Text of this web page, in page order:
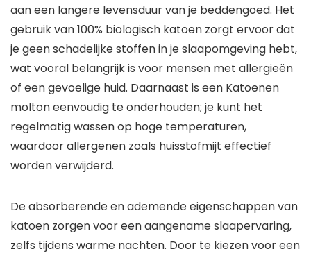
aan een langere levensduur van je beddengoed. Het
gebruik van 100% biologisch katoen zorgt ervoor dat
je geen schadelijke stoffen in je slaapomgeving hebt,
wat vooral belangrijk is voor mensen met allergieën
of een gevoelige huid. Daarnaast is een Katoenen
molton eenvoudig te onderhouden; je kunt het
regelmatig wassen op hoge temperaturen,
waardoor allergenen zoals huisstofmijt effectief
worden verwijderd.
De absorberende en ademende eigenschappen van
katoen zorgen voor een aangename slaapervaring,
zelfs tijdens warme nachten. Door te kiezen voor een